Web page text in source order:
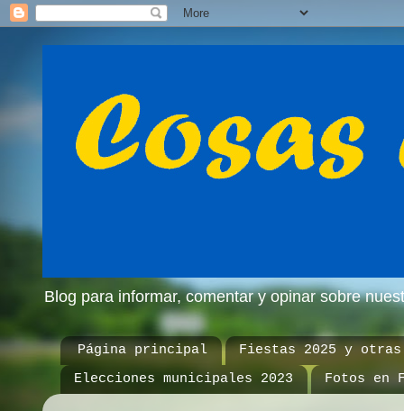
Blog para informar, comentar y opinar sobre
Página principal
Fiestas 2025 y otras
Elecciones municipales 2023
Fotos en